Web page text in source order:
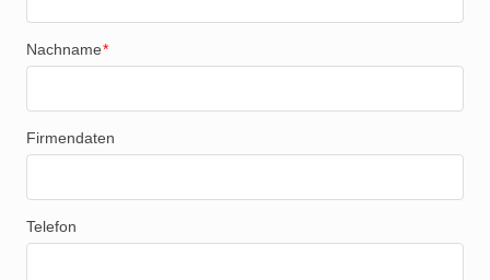
Nachname*
Firmendaten
Telefon